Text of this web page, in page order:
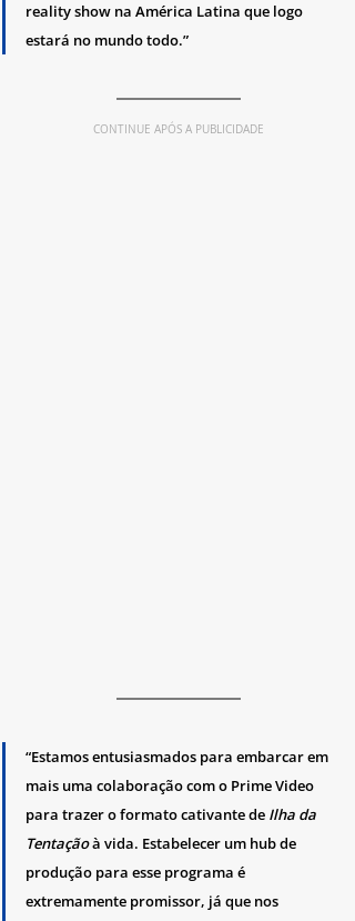
reality show na América Latina que logo
estará no mundo todo.”
CONTINUE APÓS A PUBLICIDADE
“Estamos entusiasmados para embarcar em
mais uma colaboração com o Prime Video
para trazer o formato cativante de Ilha da
Tentação à vida. Estabelecer um hub de
produção para esse programa é
extremamente promissor, já que nos